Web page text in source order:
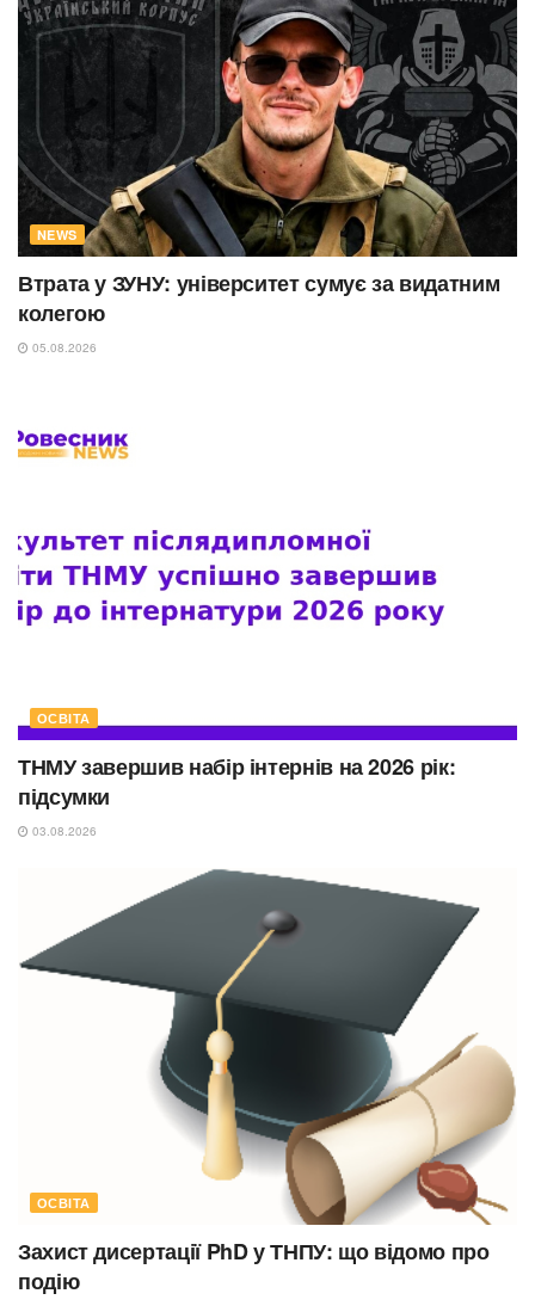
NEWS
Втрата у ЗУНУ: університет сумує за видатним
колегою
05.08.2026
ОСВІТА
ТНМУ завершив набір інтернів на 2026 рік:
підсумки
03.08.2026
ОСВІТА
Захист дисертації PhD у ТНПУ: що відомо про
подію